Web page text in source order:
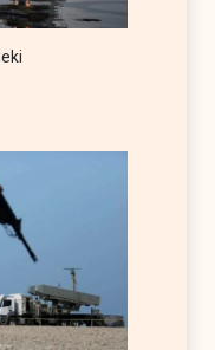
denetimini
ve Umman'a